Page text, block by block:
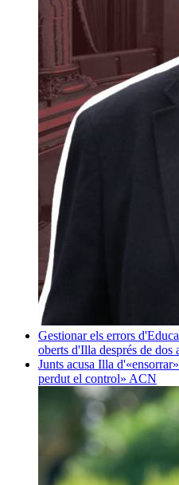
Gestionar els errors
oberts d'Illa després de dos
Junts acusa Illa
perdut el control» ACN